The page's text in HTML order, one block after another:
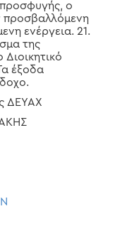
ο
προσβαλλόμενη
ενέργεια. 21.
της
έξοδα
ΔΕΥΑΧ